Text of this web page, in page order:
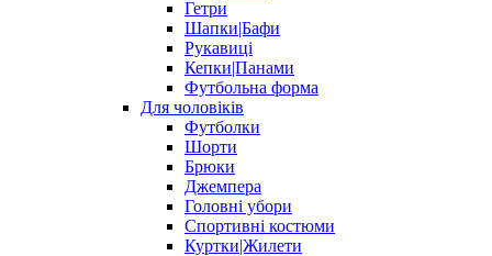
Гетри
Шапки|Бафи
Рукавиці
Кепки|Панами
Футбольна форма
Для чоловіків
Футболки
Шорти
Брюки
Джемпера
Головні убори
Спортивні костюми
Куртки|Жилети